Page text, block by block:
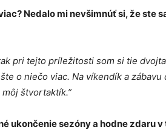
Nedalo mi nevšimnúť si, že
pri tejto príležitosti som si tie
o niečo viac. Na víkendík a
štvortaktík.”
ukončenie sezóny a hodne zdaru